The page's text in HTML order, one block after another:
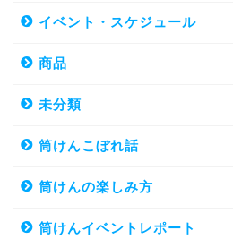
イベント・スケジュール
商品
未分類
筒けんこぼれ話
筒けんの楽しみ方
筒けんイベントレポート